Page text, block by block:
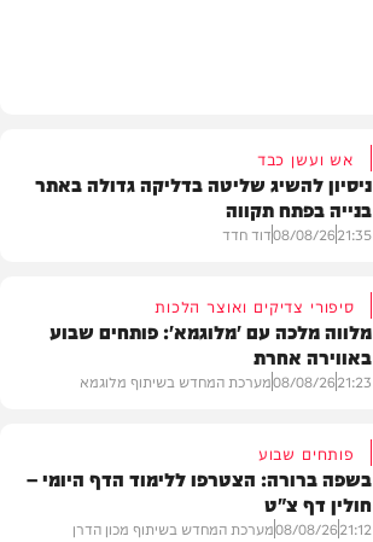
אש ועשן כבד
ניסיון להשיג שליטה בדליקה גדולה באתר
בנייה בפתח תקווה
21:35
08/08/26דוד חדד
סיפורי צדיקים ואוצר הלכות
מלווה מלכה עם 'מלוגמא': פותחים שבוע
באווירה אחרת
21:23
08/08/26מערכת המחדש בשיתוף מלוגמא
פותחים שבוע
בשפה ברורה: הצטרפו ללימוד הדף היומי –
חולין דף צ"ט
21:12
08/08/26מערכת המחדש בשיתוף מכון הדרן